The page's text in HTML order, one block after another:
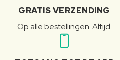
GRATIS VERZENDING
Op alle bestellingen. Altijd.